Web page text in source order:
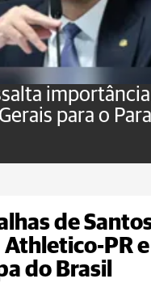
para o
de
Athletico-PR
do Brasil